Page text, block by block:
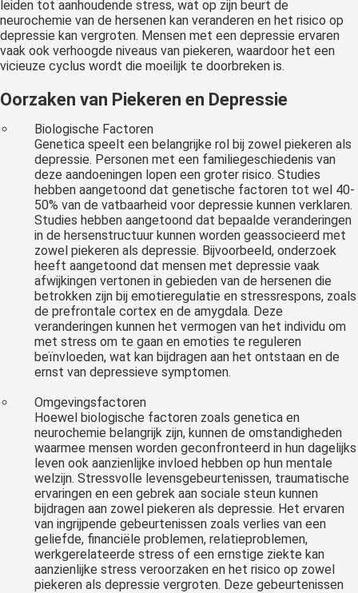
leiden tot aanhoudende stress, wat op zijn beurt de
neurochemie van de hersenen kan veranderen en het risico op
depressie kan vergroten. Mensen met een depressie ervaren
vaak ook verhoogde niveaus van piekeren, waardoor het een
vicieuze cyclus wordt die moeilijk te doorbreken is.
Oorzaken van Piekeren en Depressie
Biologische Factoren
Genetica speelt een belangrijke rol bij zowel piekeren als
depressie. Personen met een familiegeschiedenis van
deze aandoeningen lopen een groter risico. Studies
hebben aangetoond dat genetische factoren tot wel 40-
50% van de vatbaarheid voor depressie kunnen verklaren.
Studies hebben aangetoond dat bepaalde veranderingen
in de hersenstructuur kunnen worden geassocieerd met
zowel piekeren als depressie. Bijvoorbeeld, onderzoek
heeft aangetoond dat mensen met depressie vaak
afwijkingen vertonen in gebieden van de hersenen die
betrokken zijn bij emotieregulatie en stressrespons, zoals
de prefrontale cortex en de amygdala. Deze
veranderingen kunnen het vermogen van het individu om
met stress om te gaan en emoties te reguleren
beïnvloeden, wat kan bijdragen aan het ontstaan en de
ernst van depressieve symptomen.
Omgevingsfactoren
Hoewel biologische factoren zoals genetica en
neurochemie belangrijk zijn, kunnen de omstandigheden
waarmee mensen worden geconfronteerd in hun dagelijks
leven ook aanzienlijke invloed hebben op hun mentale
welzijn. Stressvolle levensgebeurtenissen, traumatische
ervaringen en een gebrek aan sociale steun kunnen
bijdragen aan zowel piekeren als depressie. Het ervaren
van ingrijpende gebeurtenissen zoals verlies van een
geliefde, financiële problemen, relatieproblemen,
werkgerelateerde stress of een ernstige ziekte kan
aanzienlijke stress veroorzaken en het risico op zowel
piekeren als depressie vergroten. Deze gebeurtenissen